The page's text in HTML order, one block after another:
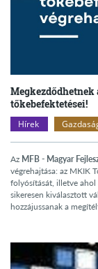
Megkezdődhetnek
tőkebefektetései!
Hírek
Az MFB - Magyar
végrehajtása: az MKIK
folyósítását, illetve ahol
sikeresen kiválasztott
hozzájussanak a